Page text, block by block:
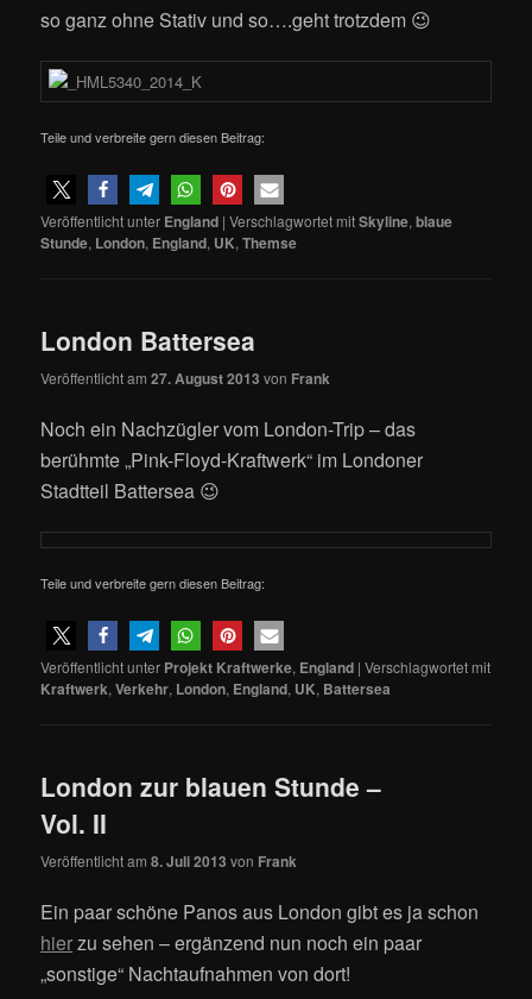
so ganz ohne Stativ und so….geht trotzdem 😉
Teile und verbreite gern diesen Beitrag:
Veröffentlicht unter England |Verschlagwortet mitSkyline,blaue
Stunde, London, England, UK,Themse
London Battersea
Veröffentlicht am27. August 2013 von Frank
Noch ein Nachzügler vom London-Trip – das
berühmte „Pink-Floyd-Kraftwerk“ im Londoner
Stadtteil Battersea 😉
Teile und verbreite gern diesen Beitrag:
Veröffentlicht unter Projekt Kraftwerke, England |Verschlagwortet mit
Kraftwerk,Verkehr, London, England, UK, Battersea
London zur blauen Stunde –
Vol. II
Veröffentlicht am8. Juli 2013 von Frank
Ein paar schöne Panos aus London gibt es ja schon
hierzu sehen – ergänzend nun noch ein paar
„sonstige“ Nachtaufnahmen von dort!